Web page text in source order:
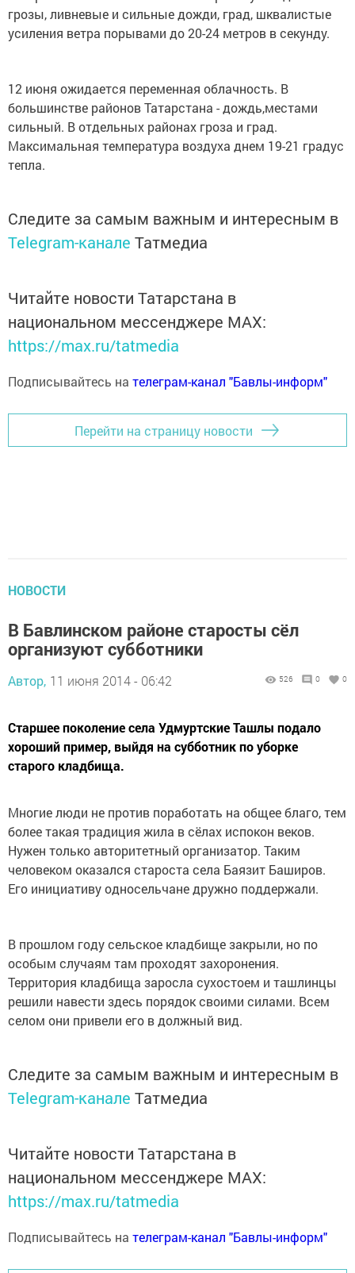
грозы, ливневые и сильные дожди, град, шквалистые
усиления ветра порывами до 20-24 метров в секунду.
12 июня ожидается переменная облачность. В
большинстве районов Татарстана - дождь,местами
сильный. В отдельных районах гроза и град.
Максимальная температура воздуха днем 19-21 градус
тепла.
Следите за самым важным и интересным в
Telegram-канале Татмедиа
Читайте новости Татарстана в
национальном мессенджере MАХ:
https://max.ru/tatmedia
Подписывайтесь на телеграм-канал "Бавлы-информ"
Перейти на страницу новости
НОВОСТИ
В Бавлинском районе старосты сёл
организуют субботники
Автор, 11 июня 2014 - 06:42 526 0 0
Старшее поколение села Удмуртские Ташлы подало
хороший пример, выйдя на субботник по уборке
старого кладбища.
Многие люди не против поработать на общее благо, тем
более такая традиция жила в сёлах испокон веков.
Нужен только авторитетный организатор. Таким
человеком оказался староста села Баязит Баширов.
Его инициативу односельчане дружно поддержали.
В прошлом году сельское кладбище закрыли, но по
особым случаям там проходят захоронения.
Территория кладбища заросла сухостоем и ташлинцы
решили навести здесь порядок своими силами. Всем
селом они привели его в должный вид.
Следите за самым важным и интересным в
Telegram-канале Татмедиа
Читайте новости Татарстана в
национальном мессенджере MАХ:
https://max.ru/tatmedia
Подписывайтесь на телеграм-канал "Бавлы-информ"